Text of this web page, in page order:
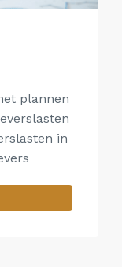
plannen
in